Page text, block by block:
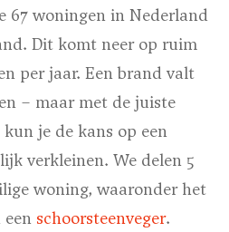
67 woningen in Nederland
Dit komt neer op ruim
per jaar. Een brand valt
– maar met de juiste
je de kans op een
verkleinen. We delen 5
woning, waaronder het
schoorsteenveger.